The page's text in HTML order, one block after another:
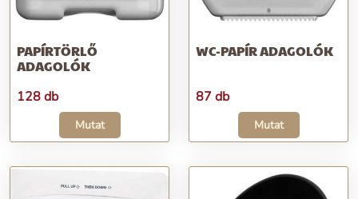
PAPÍRTÖRLŐ
ADAGOLÓK
128 db
Mutat
WC-PAPÍR ADAGOLÓK
87 db
Mutat